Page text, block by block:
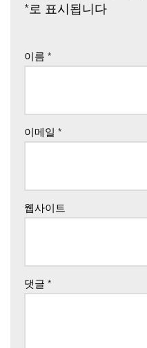
*로 표시됩니다
이름 *
이메일 *
웹사이트
댓글 *